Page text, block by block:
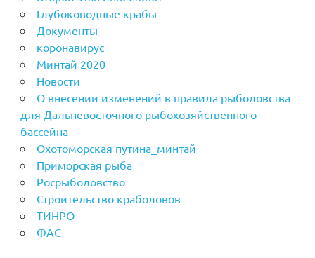
Глубоководные крабы
Документы
коронавирус
Минтай 2020
Новости
О внесении изменений в правила рыболовства
для Дальневосточного рыбохозяйственного
бассейна
Охотоморская путина_минтай
Приморская рыба
Росрыболовство
Строительство краболовов
ТИНРО
ФАС